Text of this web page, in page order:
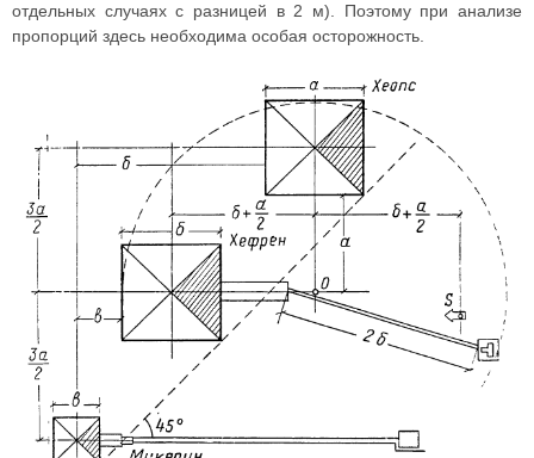
отдельных случаях с разницей в 2 м). Поэтому при анализе
пропорций здесь необходима особая осторожность.